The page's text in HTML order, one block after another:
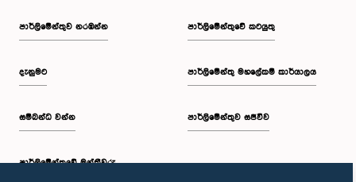
පාර්ලි‌මේන්තුව නරඹන්න
දැනුමට
සම්බන්ධ වන්න
පාර්ලි‌මේන්තුවේ මන්ත්‍රීවරු
පාර්ලිමේන්තුවේ කටයුතු
පාර්ලිමේන්තු මහලේකම් කාර්යාලය
පාර්ලිමේන්තුව සජීවීව